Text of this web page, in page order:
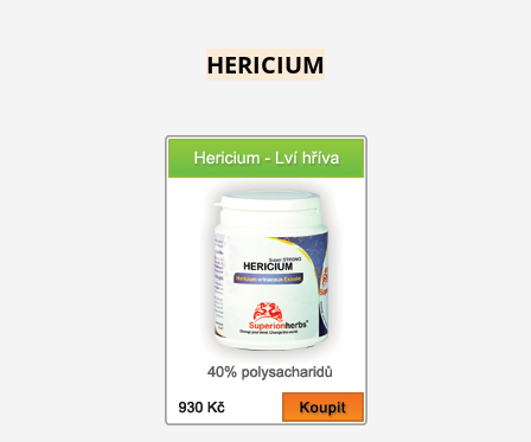
HERICIUM